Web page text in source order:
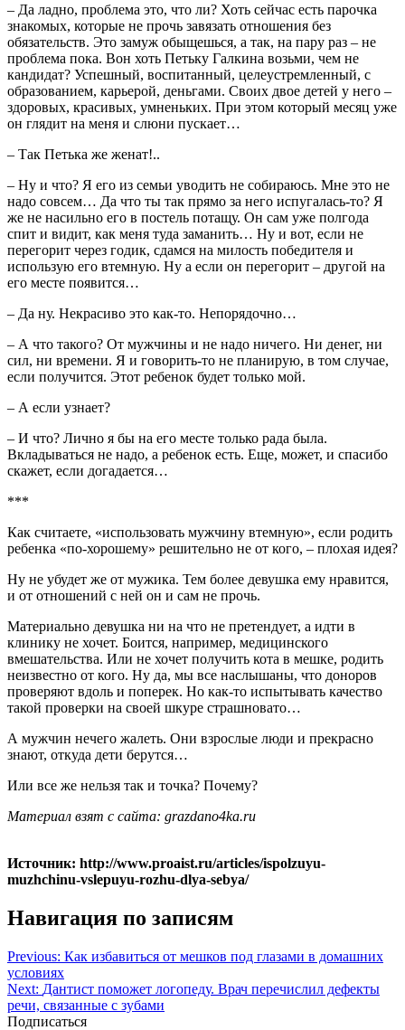
– Да ладно, проблема это, что ли? Хоть сейчас есть парочка
знакомых, которые не прочь завязать отношения без
обязательств. Это замуж обыщешься, а так, на пару раз – не
проблема пока. Вон хоть Петьку Галкина возьми, чем не
кандидат? Успешный, воспитанный, целеустремленный, с
образованием, карьерой, деньгами. Своих двое детей у него –
здоровых, красивых, умненьких. При этом который месяц уже
он глядит на меня и слюни пускает…
– Так Петька же женат!..
– Ну и что? Я его из семьи уводить не собираюсь. Мне это не
надо совсем… Да что ты так прямо за него испугалась-то? Я
же не насильно его в постель потащу. Он сам уже полгода
спит и видит, как меня туда заманить… Ну и вот, если не
перегорит через годик, сдамся на милость победителя и
использую его втемную. Ну а если он перегорит – другой на
его месте появится…
– Да ну. Некрасиво это как-то. Непорядочно…
– А что такого? От мужчины и не надо ничего. Ни денег, ни
сил, ни времени. Я и говорить-то не планирую, в том случае,
если получится. Этот ребенок будет только мой.
– А если узнает?
– И что? Лично я бы на его месте только рада была.
Вкладываться не надо, а ребенок есть. Еще, может, и спасибо
скажет, если догадается…
***
Как считаете, «использовать мужчину втемную», если родить
ребенка «по-хорошему» решительно не от кого, – плохая идея?
Ну не убудет же от мужика. Тем более девушка ему нравится,
и от отношений с ней он и сам не прочь.
Материально девушка ни на что не претендует, а идти в
клинику не хочет. Боится, например, медицинского
вмешательства. Или не хочет получить кота в мешке, родить
неизвестно от кого. Ну да, мы все наслышаны, что доноров
проверяют вдоль и поперек. Но как-то испытывать качество
такой проверки на своей шкуре страшновато…
А мужчин нечего жалеть. Они взрослые люди и прекрасно
знают, откуда дети берутся…
Или все же нельзя так и точка? Почему?
Материал взят с сайта: grazdano4ka.ru
Источник: http://www.proaist.ru/articles/ispolzuyu-
muzhchinu-vslepuyu-rozhu-dlya-sebya/
Навигация по записям
Previous: Как избавиться от мешков под глазами в домашних
условиях
Next: Дантист поможет логопеду. Врач перечислил дефекты
речи, связанные с зубами
Подписаться